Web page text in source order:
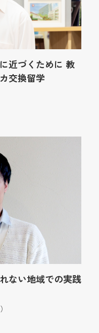
近づくために 教
交換留学
ない地域での実践